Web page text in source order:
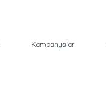
Kampanyalar